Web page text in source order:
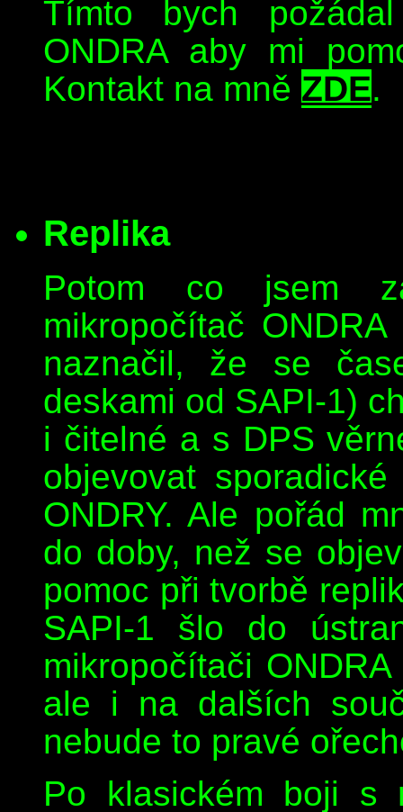
Tímto bych
ONDRA aby mi
Kontakt na mně ZDE.
Replika
Potom co jsem
mikropočítač
naznačil, že se
deskami od SAPI-1)
i čitelné a s DPS
objevovat
ONDRY. Ale pořád
do doby, než se
pomoc při tvorbě
SAPI-1 šlo do
mikropočítači
ale i na dalších
nebude to pravé
Po klasickém boji s